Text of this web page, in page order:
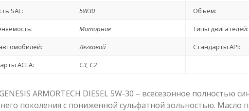
SAE: 5W30 Объем:
Моторное Типы двигателей:
Легковой Стандарты API:
ACEA: C3, C2
ARMORTECH DIESEL 5W-30 – всесезонное полностью
поколения с пониженной сульфатной зольностью. Масло